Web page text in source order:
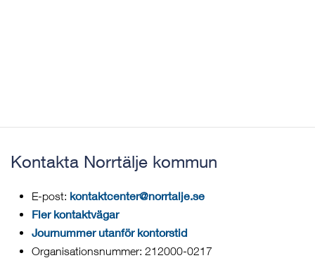
Kontakta Norrtälje kommun
E-post: kontaktcenter@norrtalje.se
Fler kontaktvägar
Journummer utanför kontorstid
Organisationsnummer: 212000-0217